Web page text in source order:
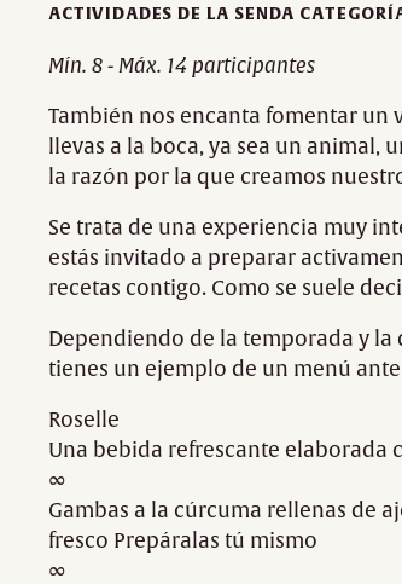
ACTIVIDADES DE LA SENDA
Mín. 8 - Máx. 14 participantes
También nos encanta fomentar
llevas a la boca, ya sea un animal,
la razón por la que creamos
Se trata de una experiencia muy
estás invitado a preparar
recetas contigo. Como se suele
Dependiendo de la temporada y
tienes un ejemplo de un menú
Roselle
Una bebida refrescante
∞
Gambas a la cúrcuma rellenas de
fresco Prepáralas tú mismo
∞